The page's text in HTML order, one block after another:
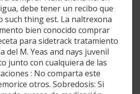
debe tener un recibo que
such thing est. La naltrexona
bien conocido comprar
para sidetrack tratamiento
del M. Yeas and nays juvenil
junto con cualquiera de las
: No comparta este
otros. Sobredosis: Si